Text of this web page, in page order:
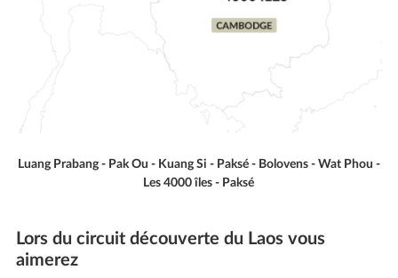
Luang Prabang - Pak Ou - Kuang Si - Paksé - Bolovens - Wat Phou -
Les 4000 îles - Paksé
Lors du circuit découverte du Laos vous
aimerez